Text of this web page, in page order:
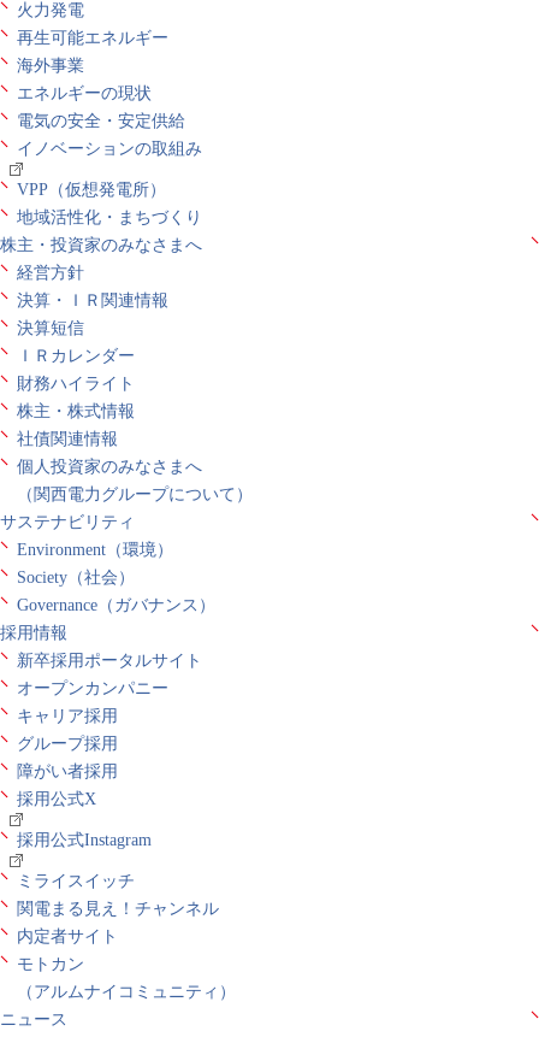
火力発電
再生可能エネルギー
海外事業
エネルギーの現状
電気の安全・安定供給
イノベーションの取組み
VPP（仮想発電所）
地域活性化・まちづくり
株主・投資家のみなさまへ
経営方針
決算・ＩＲ関連情報
決算短信
ＩＲカレンダー
財務ハイライト
株主・株式情報
社債関連情報
個人投資家のみなさまへ
（関西電力グループについて）
サステナビリティ
Environment（環境）
Society（社会）
Governance（ガバナンス）
採用情報
新卒採用ポータルサイト
オープンカンパニー
キャリア採用
グループ採用
障がい者採用
採用公式X
採用公式Instagram
ミライスイッチ
関電まる見え！チャンネル
内定者サイト
モトカン
（アルムナイコミュニティ）
ニュース